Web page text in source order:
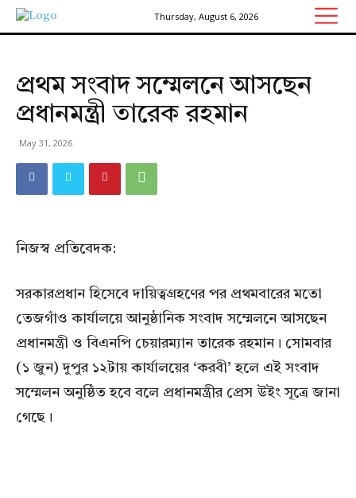
Thursday, August 6, 2026
প্রথম সংবাদ সম্মেলনে আসছেন
প্রধানমন্ত্রী তারেক রহমান
May 31, 2026
নিজস্ব প্রতিবেদক:
সরকারপ্রধান হিসেবে দায়িত্বগ্রহণের পর প্রথমবারের মতো
তেজগাঁও কার্যালয়ে আনুষ্ঠানিক সংবাদ সম্মেলনে আসছেন
প্রধানমন্ত্রী ও বিএনপি চেয়ারম্যান তারেক রহমান। সোমবার
(১ জুন) দুপুর ১২টায় কার্যালয়ের ‘করবী’ হলে এই সংবাদ
সম্মেলন অনুষ্ঠিত হবে বলে প্রধানমন্ত্রীর প্রেস উইং সূত্রে জানা
গেছে।